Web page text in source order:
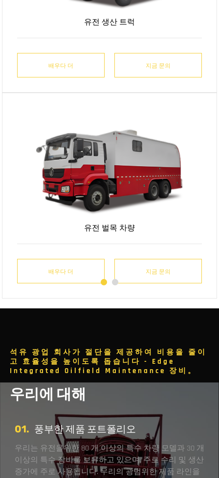
배우다 더 지금 문의
배우다 더 지금 문의
유전 생산 트럭
배우다 더 지금 문의
유전 벌목 차량
배우다 더 지금 문의
배우다 더 지금 문의
배우다 더 지금 문의
배우다 더 지금 문의
배우다 더 지금 문의
석유 광업 회사가 절단을 제공하여 비용을 줄이
고 효율성을 높이도록 돕습니다 - Edge
Integrated Oilfield Maintenance 장비。
우리에 대해
01. 풍부한 제품 포트폴리오
우리는 유전을위한 80 개 이상의 특수 차량 모델과 30 개
이상의 특수 장비를 보유하고 있으며, 주로 수리 및 생산
증가에 주로 사용됩니다. 우리의 광범위한 제품 라인을